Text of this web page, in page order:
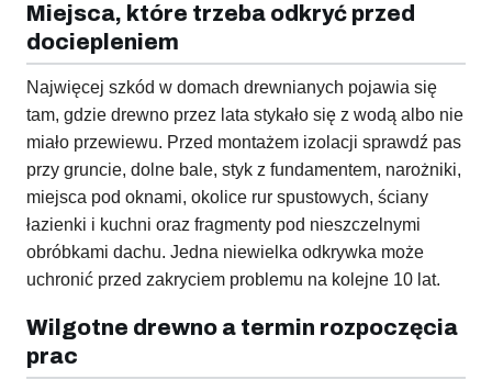
Miejsca, które trzeba odkryć przed
dociepleniem
Najwięcej szkód w domach drewnianych pojawia się
tam, gdzie drewno przez lata stykało się z wodą albo nie
miało przewiewu. Przed montażem izolacji sprawdź pas
przy gruncie, dolne bale, styk z fundamentem, narożniki,
miejsca pod oknami, okolice rur spustowych, ściany
łazienki i kuchni oraz fragmenty pod nieszczelnymi
obróbkami dachu. Jedna niewielka odkrywka może
uchronić przed zakryciem problemu na kolejne 10 lat.
Wilgotne drewno a termin rozpoczęcia
prac